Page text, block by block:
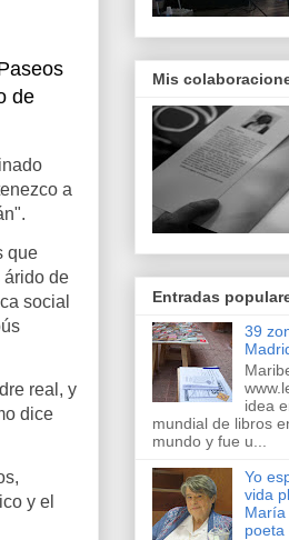
de
a
que
árido de
social
real, y
dice
y el
Mis
Entradas
39
idea
mundial de libros
mundo y fue u...
Yo
vida
María
poeta